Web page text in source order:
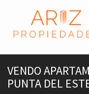
VENDO
PUNTA DEL